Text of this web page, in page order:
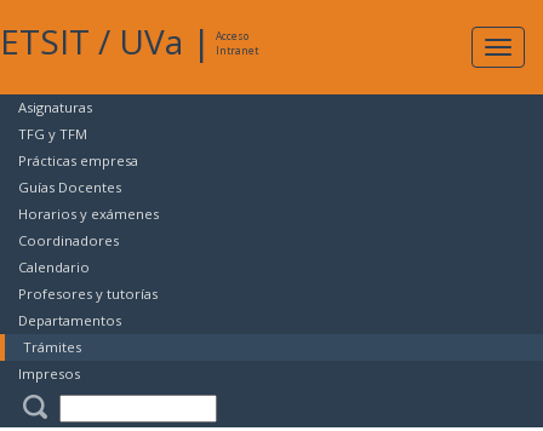
ETSIT / UVa |
Acceso
Intranet
Asignaturas
TFG y TFM
Prácticas empresa
Guías Docentes
Horarios y exámenes
Coordinadores
Calendario
Profesores y tutorías
Departamentos
Trámites
Impresos